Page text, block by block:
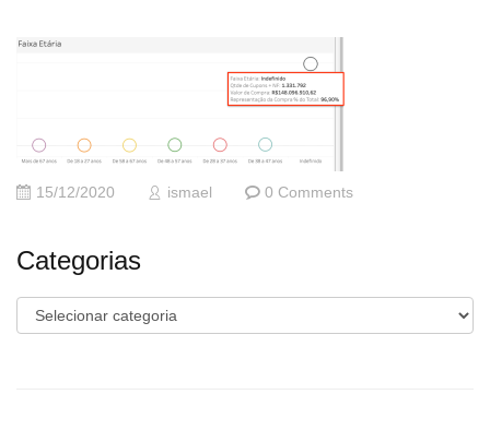
15/12/2020 ismael 0 Comments
Categorias
Categorias